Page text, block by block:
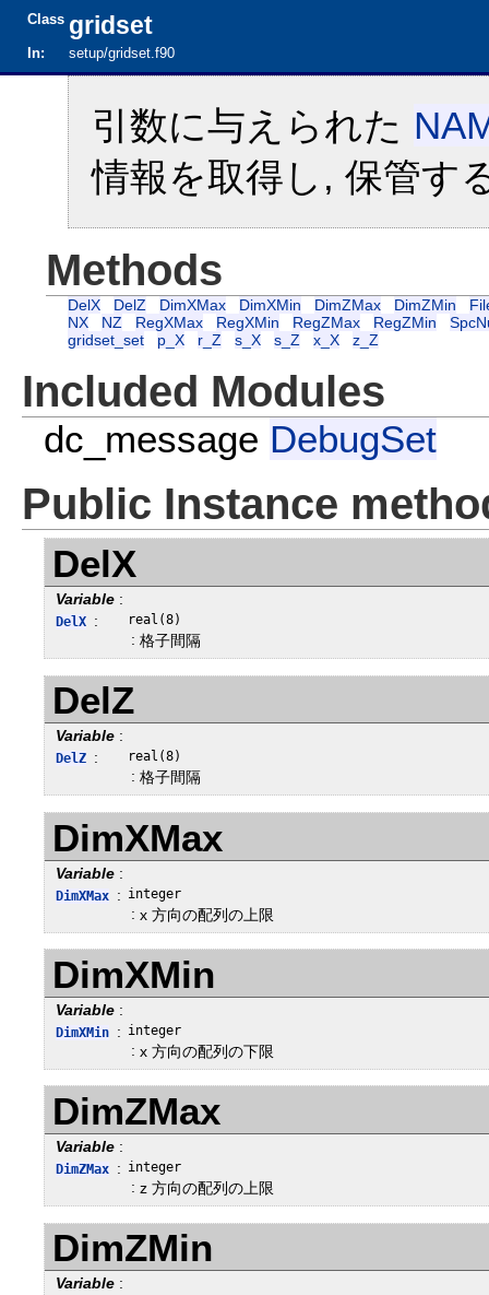
Class gridset
In: setup/gridset.f90
引数に与えられた
情報を取得し, 保管す
Methods
DelX DelZ DimXMax DimXMin DimZMax DimZMin
NX
NZ RegXMax RegXMin RegZMax RegZMin
gridset_set
p_X r_Z s_X s_Z x_X z_Z
Included Modules
dc_message DebugSet
Public Instance
DelX
Variable :
DelX : real(8)
: 格子間隔
DelZ
Variable :
DelZ : real(8)
: 格子間隔
DimXMax
Variable :
DimXMax : integer
: x 方向の配列の上限
DimXMin
Variable :
DimXMin : integer
: x 方向の配列の下限
DimZMax
Variable :
DimZMax : integer
: z 方向の配列の上限
DimZMin
Variable :